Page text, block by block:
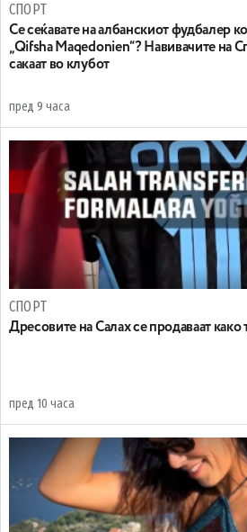
СПОРТ
Се сеќавате на албанскиот фудбалер
„Qifsha Maqedonien“? Навивачите на
сакаат во клубот
пред 9 часа
СПОРТ
Дресовите на Салах се продаваат
пред 10 часа